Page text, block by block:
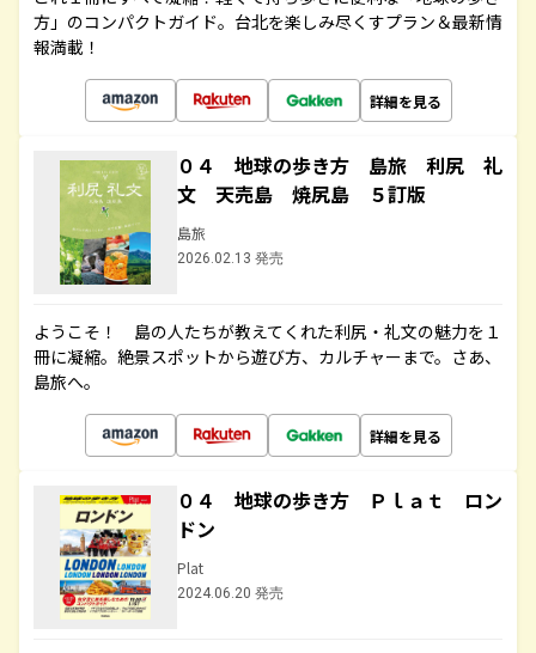
方」のコンパクトガイド。台北を楽しみ尽くすプラン＆最新情
報満載！
詳細を見る
０４ 地球の歩き方 島旅 利尻 礼
文 天売島 焼尻島 ５訂版
島旅
2026.02.13 発売
ようこそ！ 島の人たちが教えてくれた利尻・礼文の魅力を１
冊に凝縮。絶景スポットから遊び方、カルチャーまで。さあ、
島旅へ。
詳細を見る
０４ 地球の歩き方 Ｐｌａｔ ロン
ドン
Plat
2024.06.20 発売